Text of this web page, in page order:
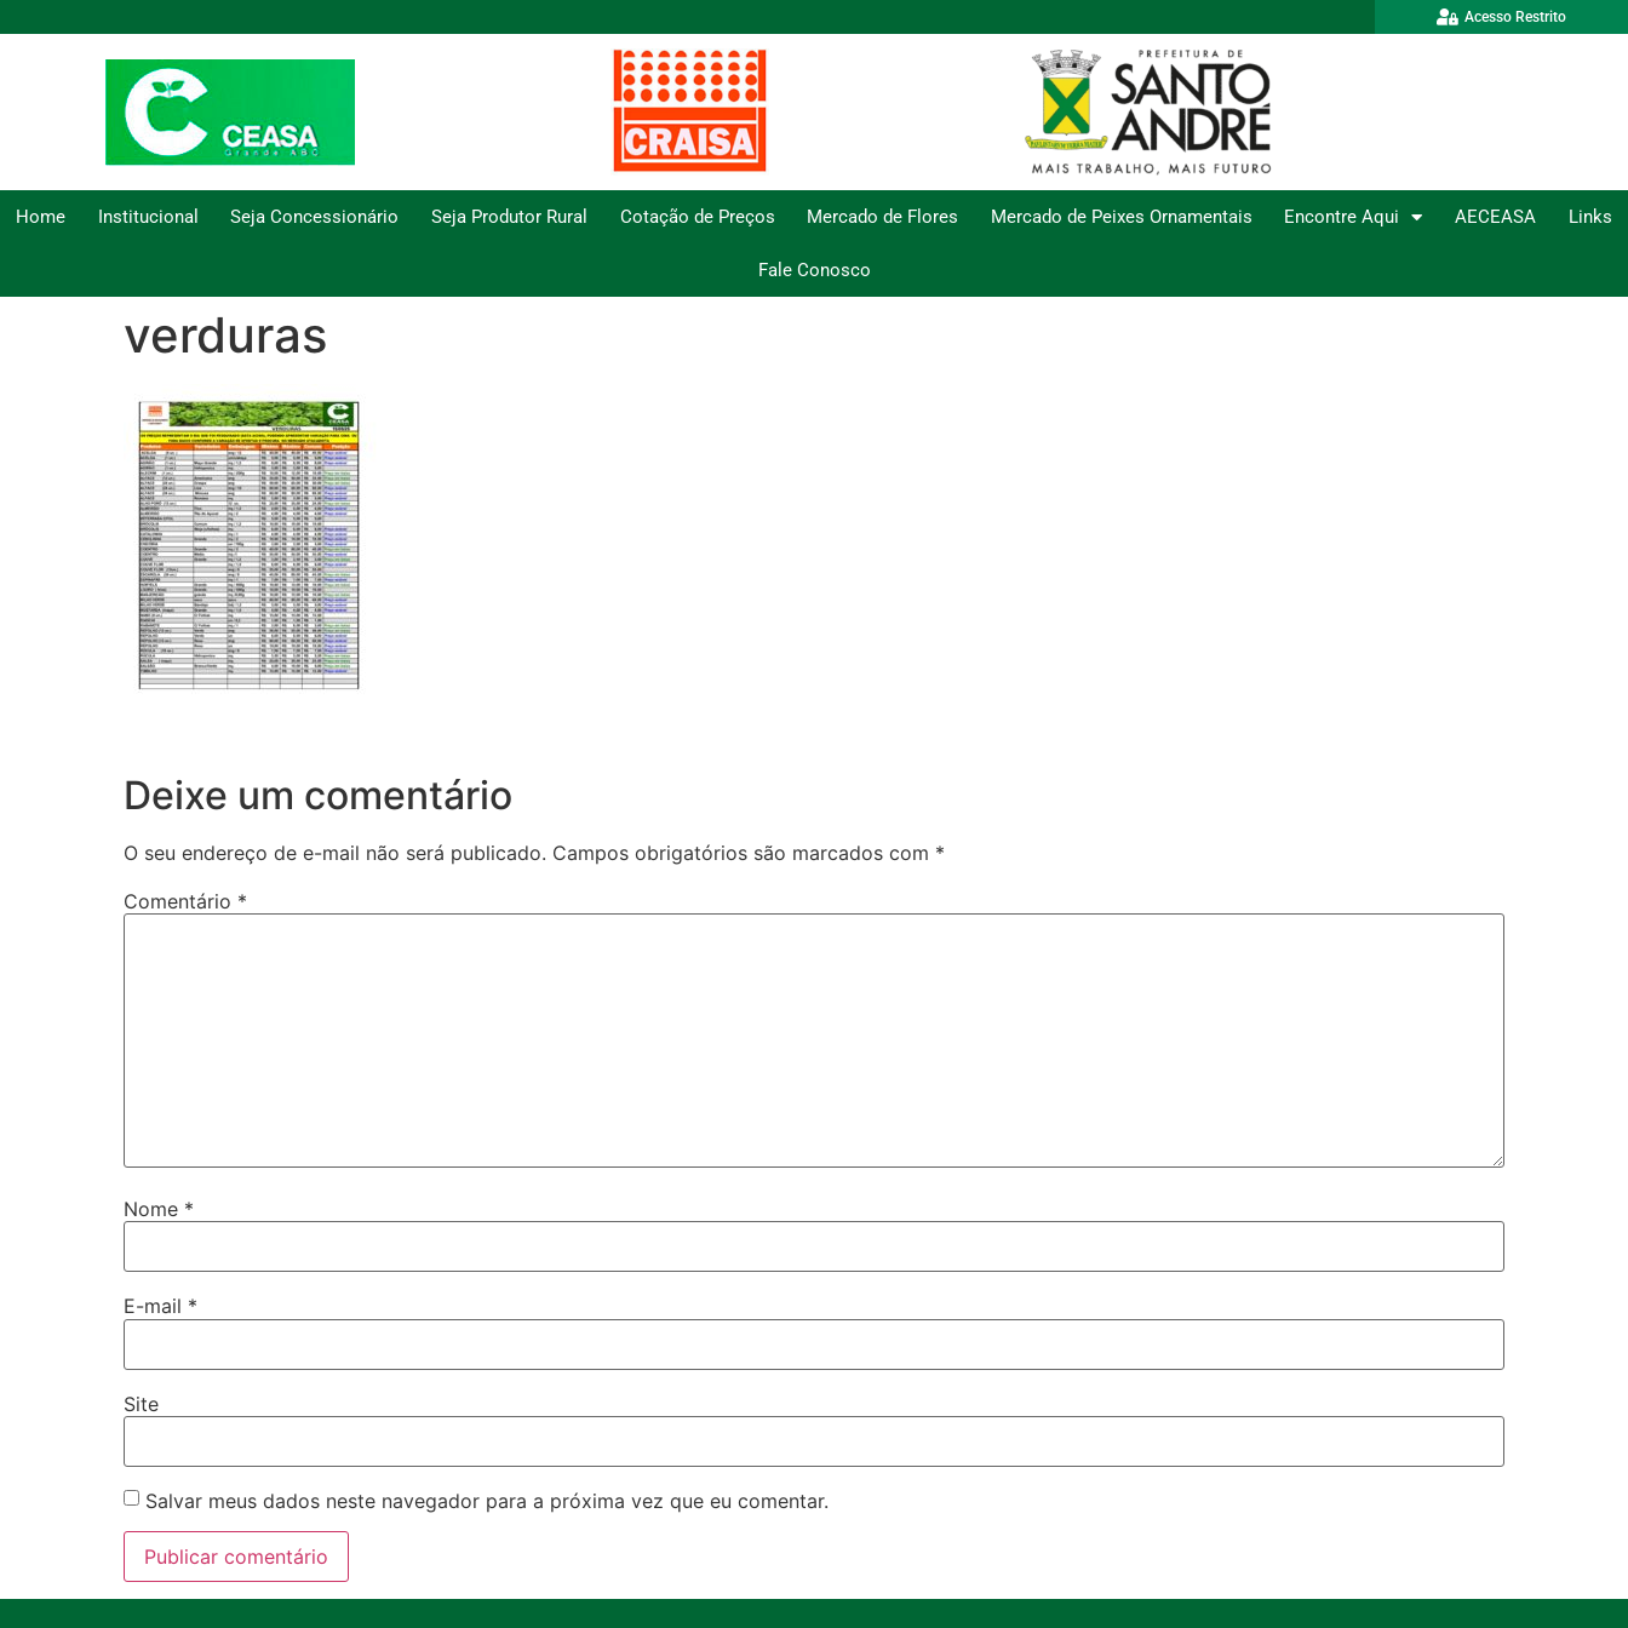
Acesso Restrito
Home Institucional Seja Concessionário Seja Produtor Rural Cotação de Preços Mercado de Flores Mercado de Peixes Ornamentais Encontre Aqui AECEASA Links
Fale Conosco
verduras
Deixe um comentário
O seu endereço de e-mail não será publicado. Campos obrigatórios são marcados com *
Comentário *
Nome *
E-mail *
Site
Salvar meus dados neste navegador para a próxima vez que eu comentar.